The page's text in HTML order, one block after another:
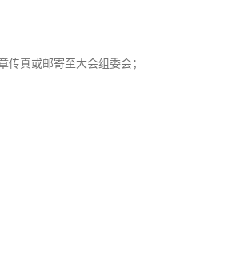
真或邮寄至大会组委会；